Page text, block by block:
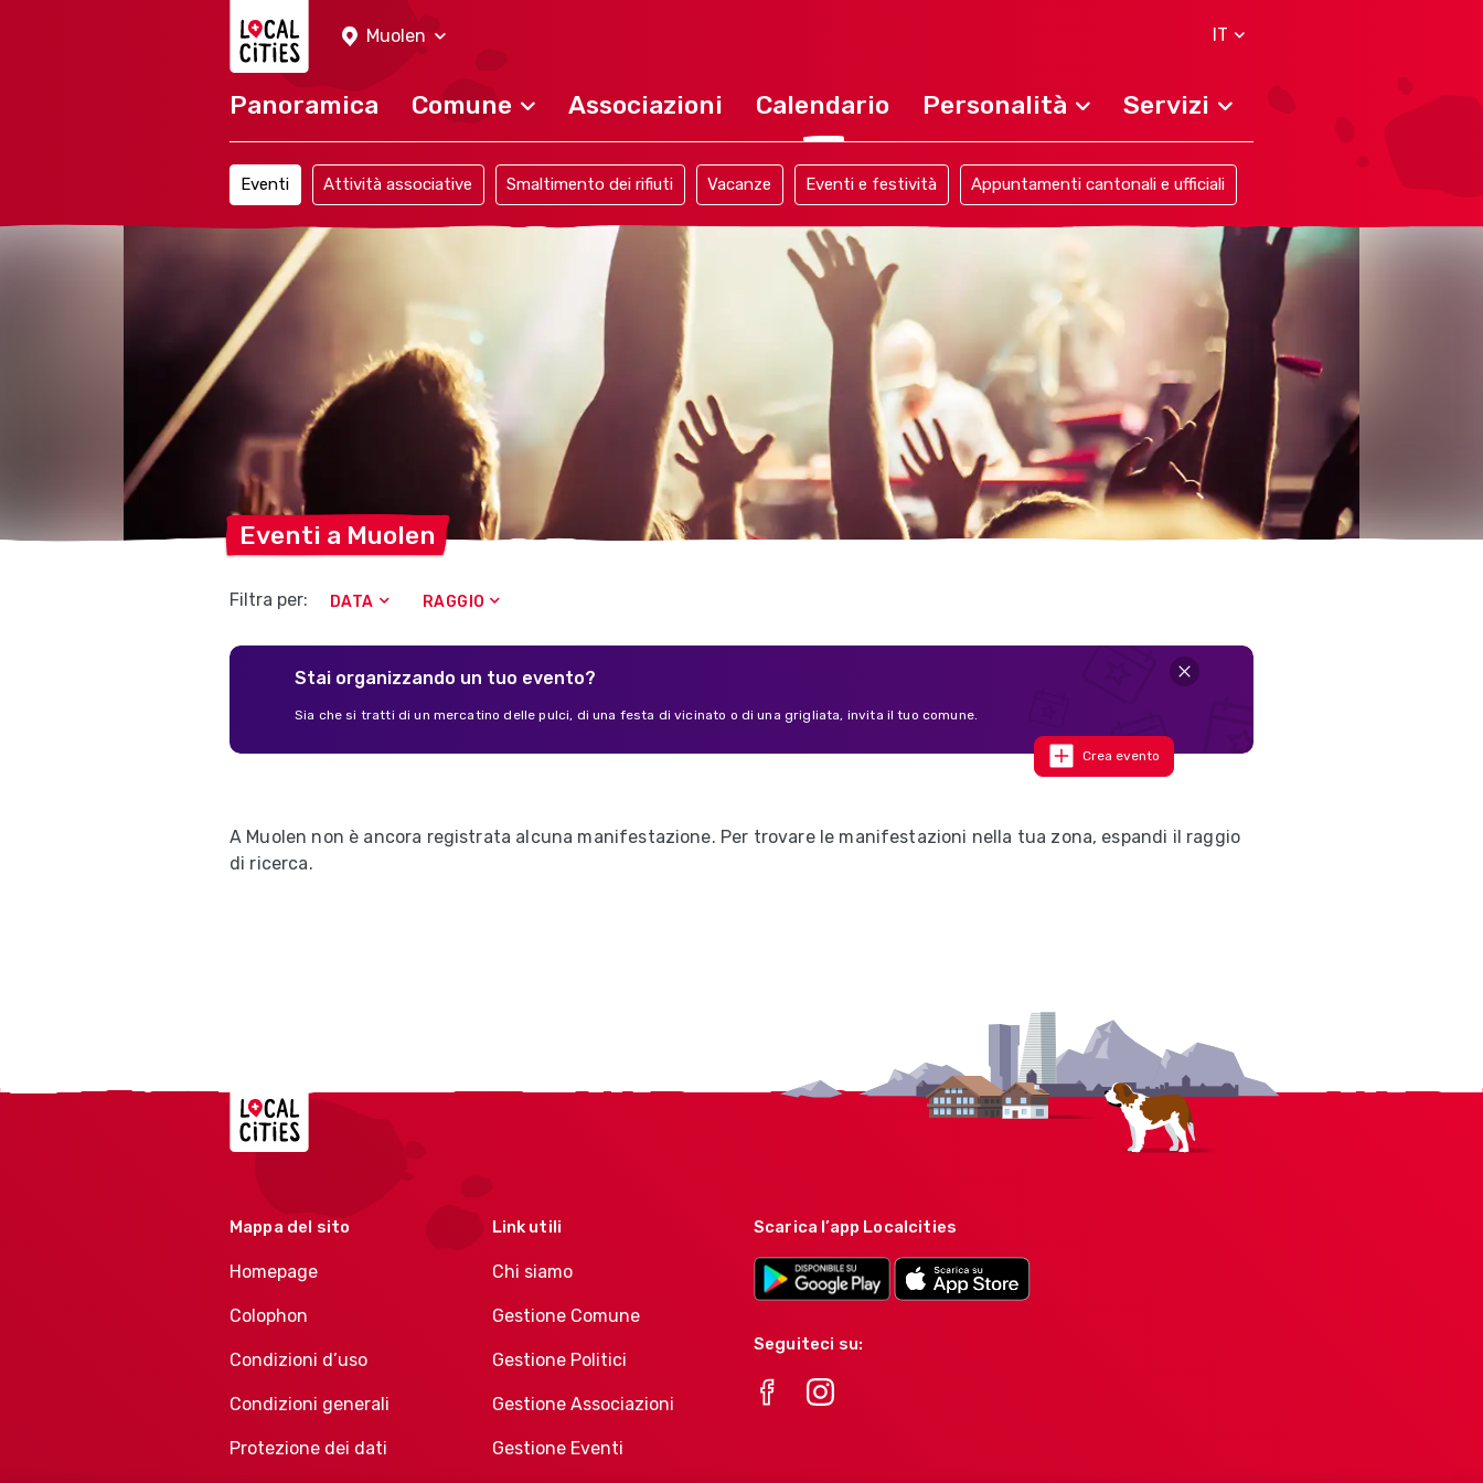
Muolen
IT
Panoramica Comune Associazioni Calendario Personalità Servizi
Eventi Attività associative Smaltimento dei rifiuti Vacanze Eventi e festività Appuntamenti cantonali e ufficiali
Eventi a Muolen
Filtra per: DATA RAGGIO
Stai organizzando un tuo evento?
Sia che si tratti di un mercatino delle pulci, di una festa di vicinato o di una grigliata, invita il tuo comune.
Crea evento
A Muolen non è ancora registrata alcuna manifestazione. Per trovare le manifestazioni nella tua zona, espandi il raggio
di ricerca.
Localcities
Mappa del sito
Homepage
Colophon
Condizioni d’uso
Condizioni generali
Protezione dei dati
Link utili
Chi siamo
Gestione Comune
Gestione Politici
Gestione Associazioni
Gestione Eventi
Scarica l’app Localcities
Seguiteci su: